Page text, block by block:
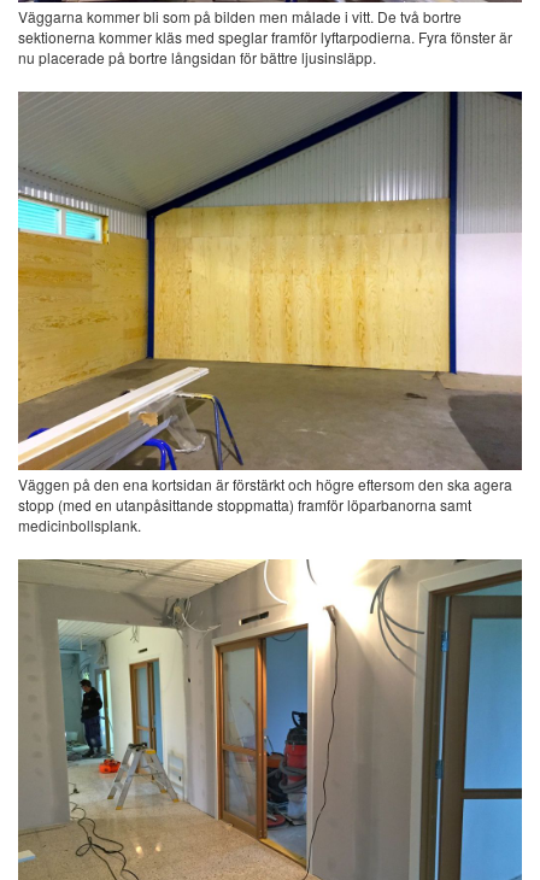
Väggarna kommer bli som på bilden men målade i vitt. De två bortre
sektionerna kommer kläs med speglar framför lyftarpodierna. Fyra fönster är
nu placerade på bortre långsidan för bättre ljusinsläpp.
Väggen på den ena kortsidan är förstärkt och högre eftersom den ska agera
stopp (med en utanpåsittande stoppmatta) framför löparbanorna samt
medicinbollsplank.